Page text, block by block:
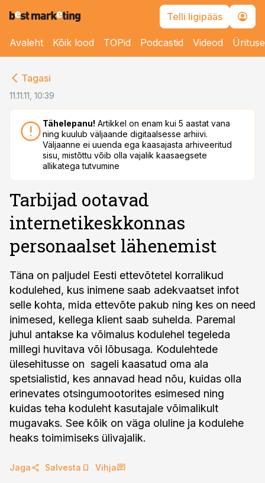
Telli ligipääs
Avaleht Kõik lood TOPid Podcastid Videod
Tagasi
11.11.11, 10:39
Tähelepanu! Artikkel on enam kui 5 aastat vana
ning kuulub väljaande digitaalsesse arhiivi.
Väljaanne ei uuenda ega kaasajasta arhiveeritud
sisu, mistõttu võib olla vajalik kaasaegsete
allikatega tutvumine
Tarbijad ootavad
internetikeskkonnas
personaalset lähenemist
Täna on paljudel Eesti ettevõtetel korralikud
kodulehed, kus inimene saab adekvaatset infot
selle kohta, mida ettevõte pakub ning kes on need
inimesed, kellega klient saab suhelda. Paremal
juhul antakse ka võimalus kodulehel tegeleda
millegi huvitava või lõbusaga. Kodulehtede
ülesehitusse on sageli kaasatud oma ala
spetsialistid, kes annavad head nõu, kuidas olla
erinevates otsingumootorites esimesed ning
kuidas teha koduleht kasutajale võimalikult
mugavaks. See kõik on väga oluline ja kodulehe
heaks toimimiseks ülivajalik.
Jaga Salvesta Vihja